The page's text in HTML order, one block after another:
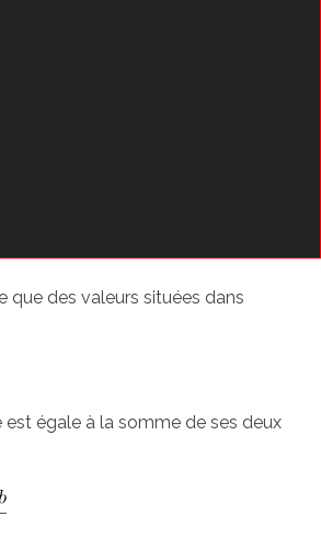
que des valeurs situées dans
égale à la somme de ses deux